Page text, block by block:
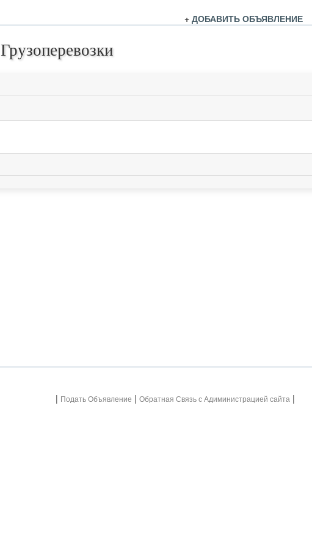
+ ДОБАВИТЬ ОБЪЯВЛЕНИЕ
Грузоперевозки
| Подать Объявление | Обратная Связь с Адиминистрацией сайта |